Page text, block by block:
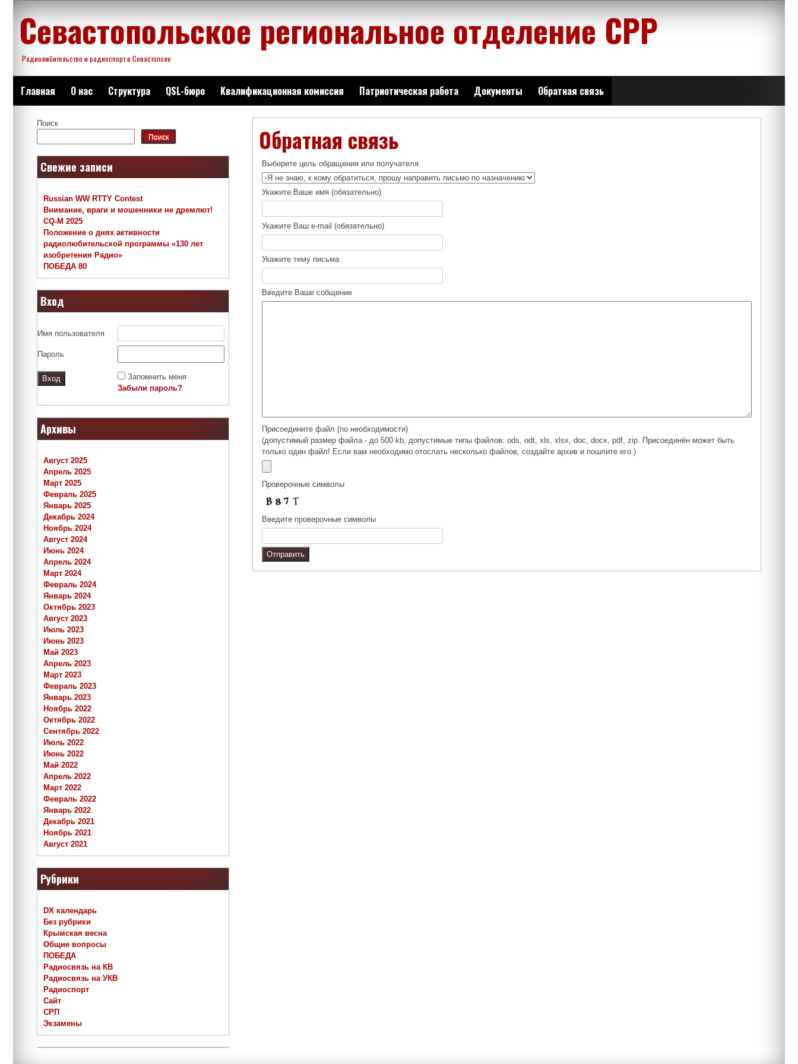
содержимому
Севастопольское региональное отделение СРР
Радиолюбительство и радиоспорт в Севастополе
Главная О нас Структура QSL-бюро Квалификационная комиссия Патриотическая работа Документы Обратная связь
Обратная связь
Выберите цель обращения или получателя
Укажите Ваше имя (обязательно)
Укажите Ваш e-mail (обязательно)
Укажите тему письма
Введите Ваше собщение
Присоедините файл (по необходимости)
(допустимый размер файла - до 500 kb, допустимые типы файлов: ods, odt, xls, xlsx, doc, docx, pdf, zip. Присоединён может быть
только один файл! Если вам необходимо отослать несколько файлов, создайте архив и пошлите его.)
Проверочные символы
Введите проверочные символы
Поиск
Поиск
Свежие записи
Russian WW RTTY Contest
Внимание, враги и мошенники не дремлют!
CQ-M 2025
Положение о днях активности
радиолюбительской программы «130 лет
изобретения Радио»
ПОБЕДА 80
Вход
Имя пользователя
Пароль
Запомнить меня
Забыли пароль?
Архивы
Август 2025
Апрель 2025
Март 2025
Февраль 2025
Январь 2025
Декабрь 2024
Ноябрь 2024
Август 2024
Июнь 2024
Апрель 2024
Март 2024
Февраль 2024
Январь 2024
Октябрь 2023
Август 2023
Июль 2023
Июнь 2023
Май 2023
Апрель 2023
Март 2023
Февраль 2023
Январь 2023
Ноябрь 2022
Октябрь 2022
Сентябрь 2022
Июль 2022
Июнь 2022
Май 2022
Апрель 2022
Март 2022
Февраль 2022
Январь 2022
Декабрь 2021
Ноябрь 2021
Август 2021
Рубрики
DX календарь
Без рубрики
Крымская весна
Общие вопросы
ПОБЕДА
Радиосвязь на КВ
Радиосвязь на УКВ
Радиоспорт
Сайт
СРП
Экзамены